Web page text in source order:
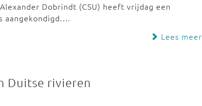
Dobrindt (CSU) heeft vrijdag een
aangekondigd.…
Lees meer
Duitse rivieren